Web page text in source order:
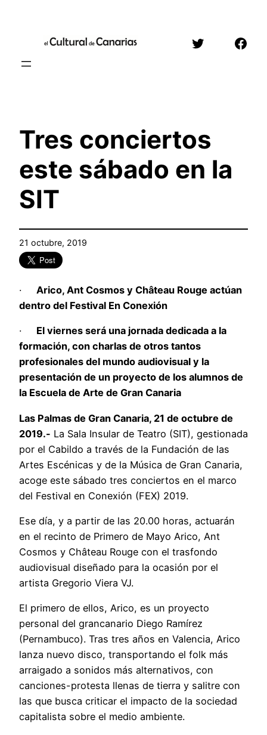
contenido
Twitter
Tres conciertos
este sábado en la
SIT
21 octubre, 2019
· Arico, Ant Cosmos y Château Rouge actúan
dentro del Festival En Conexión
· El viernes será una jornada dedicada a la
formación, con charlas de otros tantos
profesionales del mundo audiovisual y la
presentación de un proyecto de los alumnos de
la Escuela de Arte de Gran Canaria
Las Palmas de Gran Canaria, 21 de octubre de
2019.- La Sala Insular de Teatro (SIT), gestionada
por el Cabildo a través de la Fundación de las
Artes Escénicas y de la Música de Gran Canaria,
acoge este sábado tres conciertos en el marco
del Festival en Conexión (FEX) 2019.
Ese día, y a partir de las 20.00 horas, actuarán
en el recinto de Primero de Mayo Arico, Ant
Cosmos y Château Rouge con el trasfondo
audiovisual diseñado para la ocasión por el
artista Gregorio Viera VJ.
El primero de ellos, Arico, es un proyecto
personal del grancanario Diego Ramírez
(Pernambuco). Tras tres años en Valencia, Arico
lanza nuevo disco, transportando el folk más
arraigado a sonidos más alternativos, con
canciones-protesta llenas de tierra y salitre con
las que busca criticar el impacto de la sociedad
capitalista sobre el medio ambiente.